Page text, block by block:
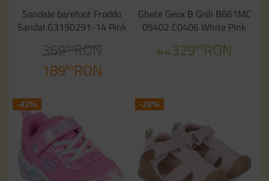
Sandale barefoot Froddo
Sandal G3150291-14 Pink
369 90RON
18990RON
Ghete Geox B Gisli B661MC
05402 C0406 White Pink
de la 32989RON
-42% -28%